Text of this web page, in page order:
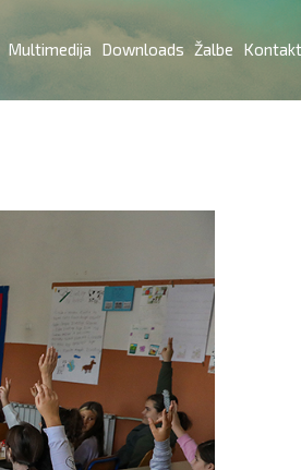
Multimedija Downloads Žalbe Kontakt